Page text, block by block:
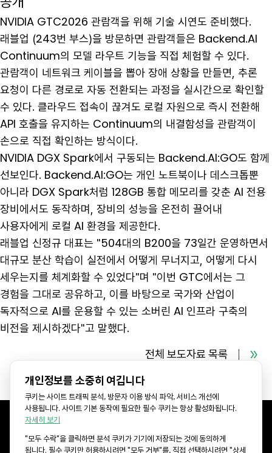
NVIDIA GTC2026 관람객을 위해 기술 시연도 준비했다.
래블업 (243번 부스)을 방문하면 관람객들은 Backend.AI
Continuum의 모델 라우트 기능을 직접 체험할 수 있다.
관람객이 네트워크 케이블을 뽑아 장애 상황을 만들면, 추론
요청이 다른 경로로 자동 전환되는 과정을 실시간으로 확인할
수 있다. 클라우드 접속이 끊겨도 로컬 자원으로 즉시 전환해
API 호출을 유지하는 Continuum의 내결함성을 관람객이
손으로 직접 확인하는 방식이다.
NVIDIA DGX Spark에서 구동되는 Backend.AI:GO도 함께
선보인다. Backend.AI:GO는 개인 노트북이나 데스크톱뿐
아니라 DGX Spark처럼 128GB 통합 메모리를 갖춘 AI 전용
장비에서도 동작하며, 장비의 성능을 온전히 끌어내
사용자에게 로컬 AI 환경을 제공한다.
래블업 신정규 대표는 "504대의 B200을 73일간 운영하면서
대규모 분산 학습이 실전에서 어떻게 무너지고, 어떻게 다시
세우는지를 체계화할 수 있었다"며 "이번 GTC에서는 그
경험을 그대로 공유하고, 이를 바탕으로 국가와 산업이
독자적으로 AI를 운용할 수 있는 소버린 AI 인프라 구축의
비전을 제시하겠다"고 말했다.
전체 보도자료 목록
KR Office: 서울특별시 강남구 선릉로 577 CR타워 8층 (06143)
개인정보를 소중히 여깁니다
쿠키는 사이트 트래픽 분석, 방문자 이용 방식 파악, 서비스 개선에
사용됩니다. 사이트 기본 동작에 필요한 필수 쿠키는 항상 활성화됩니다.
자세히 보기
"모두 수락"을 클릭하면 분석 쿠키가 기기에 저장되는 것에 동의하게
됩니다. 필수 쿠키만 허용하시려면 "모두 거부"를, 직접 선택하시려면 "상세